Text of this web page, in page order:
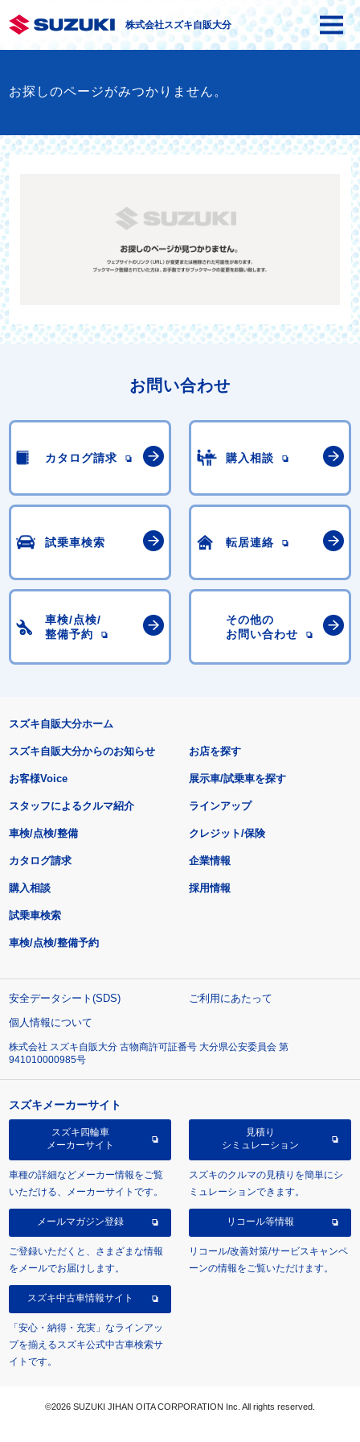
株式会社スズキ自販大分
お探しのページがみつかりません。
お問い合わせ
カタログ請求 購入相談
試乗車検索 転居連絡
車検/点検/
整備予約
その他の
お問い合わせ
スズキ自販大分ホーム
スズキ自販大分からのお知らせ
お客様Voice
スタッフによるクルマ紹介
お店を探す
展示車/試乗車を探す
ラインアップ
車検/点検/整備 クレジット/保険
カタログ請求
購入相談
試乗車検索
車検/点検/整備予約
企業情報
採用情報
安全データシート(SDS)
ご利用にあたって
個人情報について
株式会社 スズキ自販大分 古物商許可証番号 大分県公安委員会 第
941010000985号
スズキメーカーサイト
スズキ四輪車
メーカーサイト
車種の詳細などメーカー情報をご覧
いただける、メーカーサイトです。
見積り
シミュレーション
スズキのクルマの見積りを簡単にシ
ミュレーションできます。
メールマガジン登録
ご登録いただくと、さまざまな情報
をメールでお届けします。
リコール等情報
リコール/改善対策/サービスキャンペ
ーンの情報をご覧いただけます。
スズキ中古車情報サイト
「安心・納得・充実」なラインアッ
プを揃えるスズキ公式中古車検索サ
イトです。
©2026 SUZUKI JIHAN OITA CORPORATION Inc. All rights reserved.